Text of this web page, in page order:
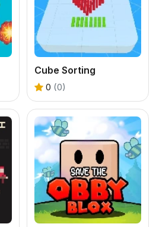
Cube Sorting
0 (0)